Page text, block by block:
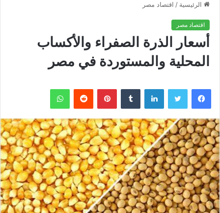
الرئيسية / اقتصاد مصر
اقتصاد مصر
أسعار الذرة الصفراء والأكساب
المحلية والمستوردة في مصر
فيسبوك تويتر لينكدإن بينتيريست واتساب